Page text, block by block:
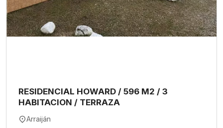
RESIDENCIAL HOWARD / 596 M2 / 3
HABITACION / TERRAZA
Arraiján